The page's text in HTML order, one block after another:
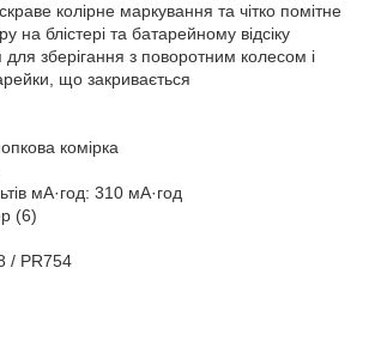
колірне маркування та чітко помітне
на блістері та батарейному відсіку
зберігання з поворотним колесом і
що закривається
комірка
мА·год: 310 мА·год
(6)
/ PR754